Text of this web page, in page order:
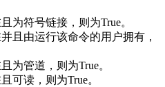
为符号链接，则为True。
且由运行该命令的用户拥有，
为管道，则为True。
可读，则为True。